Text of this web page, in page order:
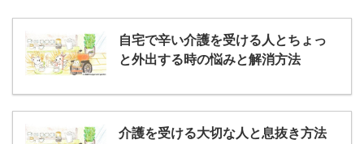
自宅で辛い介護を受ける人とちょっ
と外出する時の悩みと解消方法
介護を受ける大切な人と息抜き方法